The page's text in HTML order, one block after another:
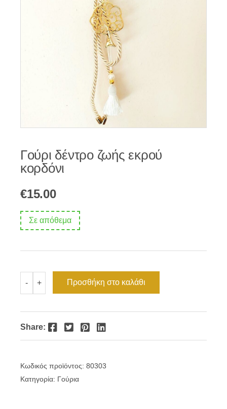
Γούρι δέντρο ζωής εκρού
κορδόνι
€15.00
Σε απόθεμα
-
δέντρο
ζωής
κορδόνι
ποσότητα
+ Προσθήκη στο καλάθι
Share: Facebook Twitter Pinterest LinkedIn
Κωδικός προϊόντος: 80303
Κατηγορία: Γούρια